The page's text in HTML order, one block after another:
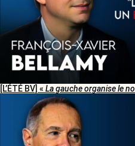
[L’ÉTÉ BV] « La gauche organise le